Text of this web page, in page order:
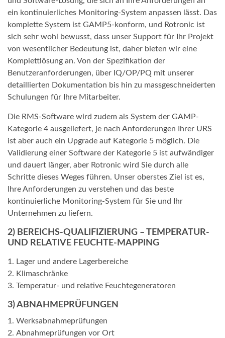
ein kontinuierliches Monitoring-System anpassen lässt. Das
komplette System ist GAMP5-konform, und Rotronic ist
sich sehr wohl bewusst, dass unser Support für Ihr Projekt
von wesentlicher Bedeutung ist, daher bieten wir eine
Komplettlösung an. Von der Spezifikation der
Benutzeranforderungen, über IQ/OP/PQ mit unserer
detaillierten Dokumentation bis hin zu massgeschneiderten
Schulungen für Ihre Mitarbeiter.
Die RMS-Software wird zudem als System der GAMP-
Kategorie 4 ausgeliefert, je nach Anforderungen Ihrer URS
ist aber auch ein Upgrade auf Kategorie 5 möglich. Die
Validierung einer Software der Kategorie 5 ist aufwändiger
und dauert länger, aber Rotronic wird Sie durch alle
Schritte dieses Weges führen. Unser oberstes Ziel ist es,
Ihre Anforderungen zu verstehen und das beste
kontinuierliche Monitoring-System für Sie und Ihr
Unternehmen zu liefern.
2) BEREICHS-QUALIFIZIERUNG – TEMPERATUR-
UND RELATIVE FEUCHTE-MAPPING
Lager und andere Lagerbereiche
Klimaschränke
Temperatur- und relative Feuchtegeneratoren
3) ABNAHMEPRÜFUNGEN
Werksabnahmeprüfungen
Abnahmeprüfungen vor Ort